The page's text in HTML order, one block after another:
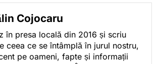
Cojocaru
în presa locală din 2016 și scriu
ceea ce se întâmplă în jurul nostru,
pe oameni, fapte și informații